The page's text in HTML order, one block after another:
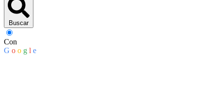
Buscar
Con
G o o g l e